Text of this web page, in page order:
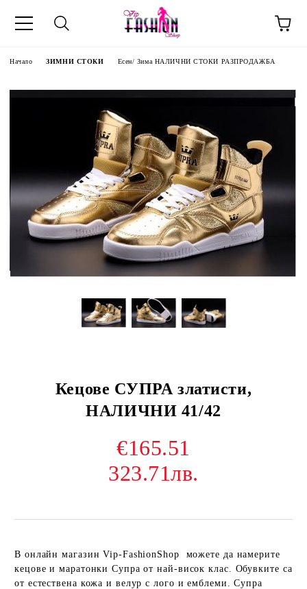
Начало ЗИМНИ СТОКИ Есен/ Зима НАЛИЧНИ СТОКИ РАЗПРОДАЖБА
Кецове СУПРА златисти,
НАЛИЧНИ 41/42
€165.51
323.71лв.
В онлайн магазин Vip-FashionShop можете да намерите
кецове и маратонки Супра от най-висок клас. Обувките са
от естествена кожа и велур с лого и емблеми. Супра